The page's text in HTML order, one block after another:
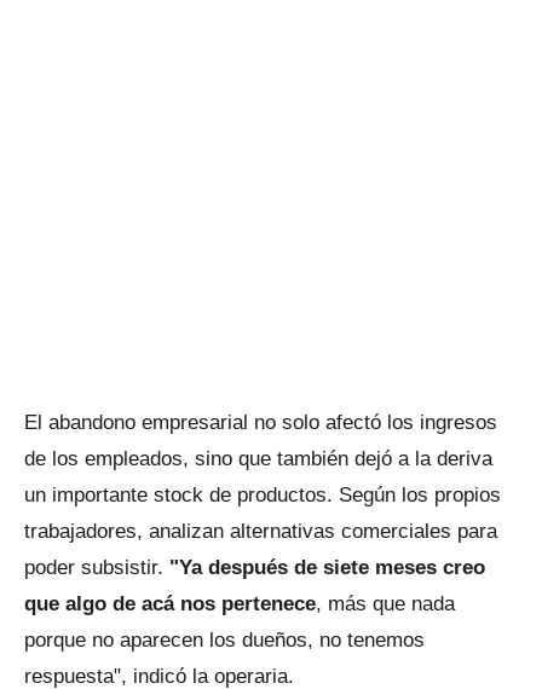
El abandono empresarial no solo afectó los ingresos
de los empleados, sino que también dejó a la deriva
un importante stock de productos. Según los propios
trabajadores, analizan alternativas comerciales para
poder subsistir. "Ya después de siete meses creo
que algo de acá nos pertenece, más que nada
porque no aparecen los dueños, no tenemos
respuesta", indicó la operaria.